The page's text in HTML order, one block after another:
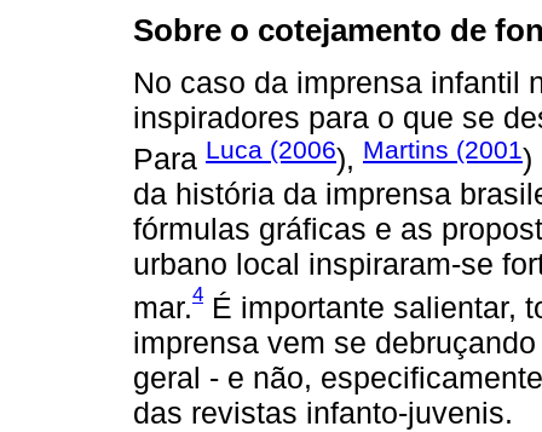
Sobre o cotejamento de
No caso da imprensa infantil
inspiradores para o que se
Para Luca (2006), Martins (2001)
da história da imprensa
fórmulas gráficas e as
urbano local inspiraram-se
mar.4 É importante salientar,
imprensa vem se
geral - e não,
das revistas infanto-juvenis.